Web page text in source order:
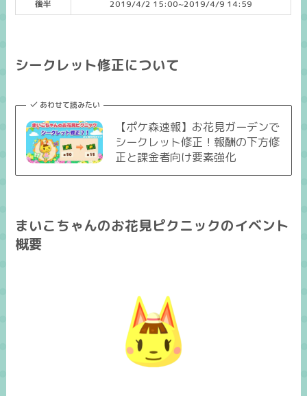
後半 2019/4/2 15:00~2019/4/9 14:59
シークレット修正について
あわせて読みたい
【ポケ森速報】お花見ガーデンで
シークレット修正！報酬の下方修
正と課金者向け要素強化
まいこちゃんのお花見ピクニックのイベント
概要